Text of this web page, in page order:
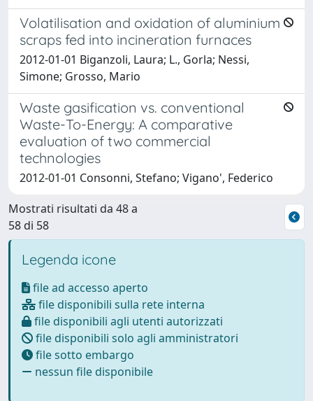
Volatilisation and oxidation of aluminium
scraps fed into incineration furnaces
2012-01-01 Biganzoli, Laura; L., Gorla; Nessi,
Simone; Grosso, Mario
Waste gasification vs. conventional
Waste-To-Energy: A comparative
evaluation of two commercial
technologies
2012-01-01 Consonni, Stefano; Vigano', Federico
Mostrati risultati da 48 a
58 di 58
Legenda icone
file ad accesso aperto
file disponibili sulla rete interna
file disponibili agli utenti autorizzati
file disponibili solo agli amministratori
file sotto embargo
nessun file disponibile